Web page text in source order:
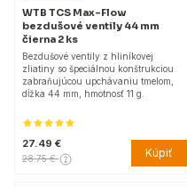
WTB TCS Max-Flow
bezdušové ventily 44 mm
čierna 2 ks
Bezdušové ventily z hliníkovej
zliatiny so špeciálnou konštrukciou
zabraňujúcou upchávaniu tmelom,
dĺžka 44 mm, hmotnosť 11 g.
27.49 €
28.75 € Kúpiť